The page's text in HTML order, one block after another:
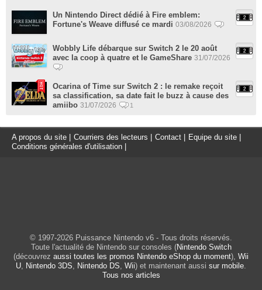
Un Nintendo Direct dédié à Fire emblem:
Fortune's Weave diffusé ce mardi 03/08/2026
Wobbly Life débarque sur Switch 2 le 20 août
avec la coop à quatre et le GameShare 31/07/2026
Ocarina of Time sur Switch 2 : le remake reçoit
sa classification, sa date fait le buzz à cause des
amiibo 31/07/2026 1
A propos du site | Courriers des lecteurs | Contact | Equipe du site |
Conditions générales d'utilisation |
© 1997-2026 Puissance Nintendo v6 - Tous droits réservés.
Toute l'actualité de Nintendo sur consoles (Nintendo Switch
(découvrez aussi toutes les promos Nintendo eShop du moment), Wii
U Nintendo 3DS Nintendo DS Wii) et maintenant aussi sur mobile
Tous nos articles